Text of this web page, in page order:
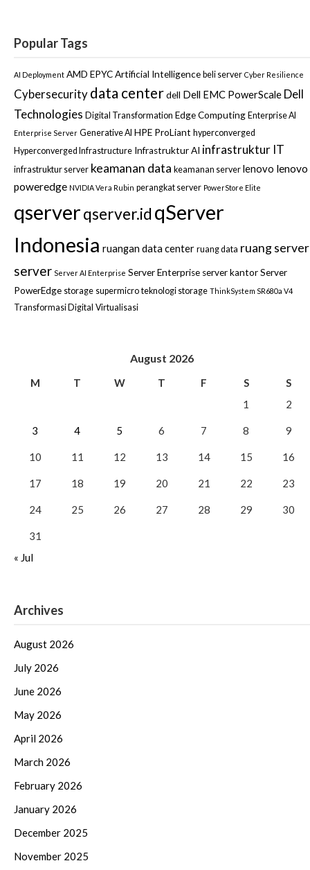
Popular Tags
AI Deployment AMD EPYCArtificial Intelligence beli server Cyber Resilience
Cybersecurity data centerdell Dell EMC PowerScale Dell
Technologies Digital Transformation Edge Computing Enterprise AI
Enterprise Server Generative AI HPE ProLiant hyperconverged
Hyperconverged Infrastructure Infrastruktur AI infrastruktur IT
infrastruktur server keamanan data keamanan server lenovo lenovo
poweredge NVIDIA Vera Rubin perangkat server PowerStore Elite
qserverqserver.idqServer
Indonesia ruangan data center ruang data ruang server
server Server AI Enterprise Server Enterprise server kantorServer
PowerEdge storage supermicro teknologi storage ThinkSystem SR680a V4
Transformasi Digital Virtualisasi
August 2026
M T W T F S
S
1
2
3 4 5 6 7 8 9
10 11 12 13 14 15 16
17 18 19 20 21 22 23
24 25 26 27 28 29 30
31
« Jul
Archives
August 2026
July 2026
June 2026
May 2026
April 2026
March 2026
February 2026
January 2026
December 2025
November 2025